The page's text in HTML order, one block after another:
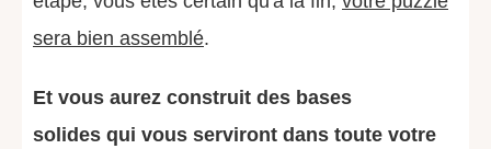
sera bien assemblé.
Et vous aurez construit des bases
solides qui vous serviront dans toute votre